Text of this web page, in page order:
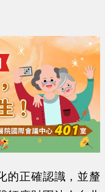
的正確認識，並釐